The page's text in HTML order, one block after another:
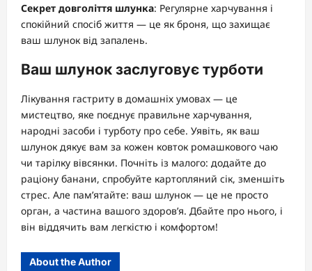
Секрет довголіття шлунка: Регулярне харчування і
спокійний спосіб життя — це як броня, що захищає
ваш шлунок від запалень.
Ваш шлунок заслуговує турботи
Лікування гастриту в домашніх умовах — це
мистецтво, яке поєднує правильне харчування,
народні засоби і турботу про себе. Уявіть, як ваш
шлунок дякує вам за кожен ковток ромашкового чаю
чи тарілку вівсянки. Почніть із малого: додайте до
раціону банани, спробуйте картопляний сік, зменшіть
стрес. Але пам’ятайте: ваш шлунок — це не просто
орган, а частина вашого здоров’я. Дбайте про нього, і
він віддячить вам легкістю і комфортом!
About the Author